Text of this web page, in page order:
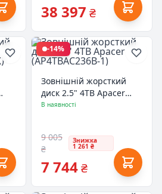
38 397 ₴
-14%
Зовнішній жорсткий
диск 2.5" 4TB Apacer
(AP4TBAC236B-1)
В наявності
9 005
₴
Знижка
1 261 ₴
7 744₴